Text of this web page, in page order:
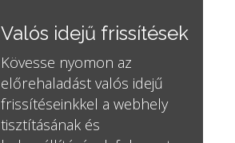
Valós idejű frissítések
Kövesse nyomon az
előrehaladást valós idejű
frissítéseinkkel a webhely
tisztításának és